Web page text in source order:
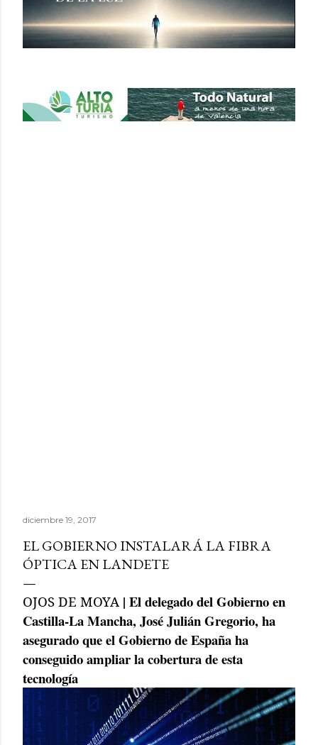
diciembre 19, 2017
EL GOBIERNO INSTALARÁ LA FIBRA
ÓPTICA EN LANDETE
OJOS DE MOYA| El delegado del Gobierno en
Castilla-La Mancha, José Julián Gregorio, ha
asegurado que el Gobierno de España ha
conseguido ampliar la cobertura de esta
tecnología